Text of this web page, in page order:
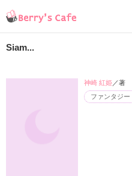
Siam...
ファンタジー
神崎 紅姫／著